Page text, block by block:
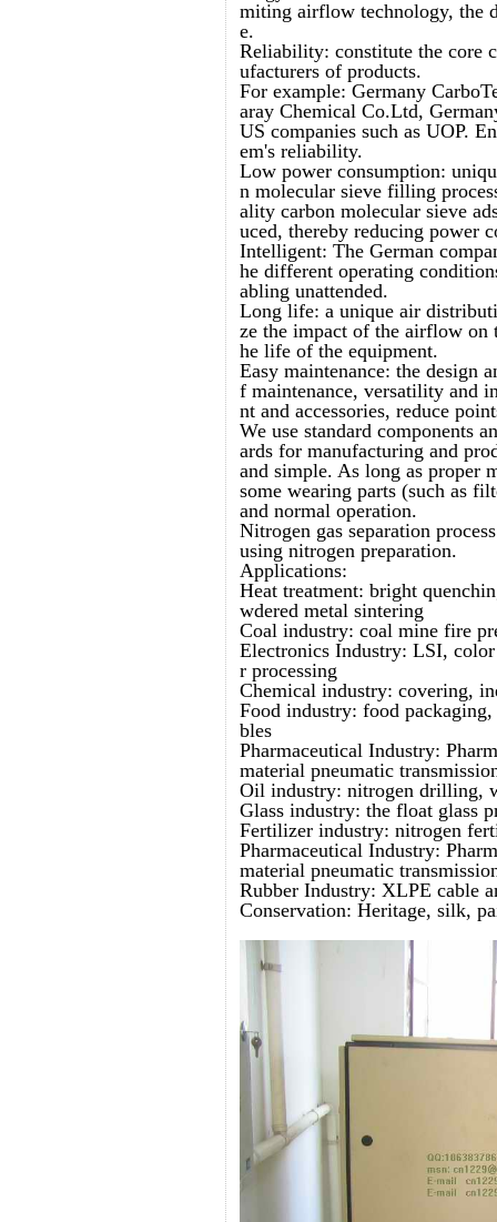
miting airflow technology, the
e.
Reliability: constitute the core
ufacturers of products.
For example: Germany
aray Chemical Co.Ltd,
US companies such as UOP.
em's reliability.
Low power consumption:
n molecular sieve filling
ality carbon molecular sieve
uced, thereby reducing power
Intelligent: The German
he different operating
abling unattended.
Long life: a unique air
ze the impact of the airflow on
he life of the equipment.
Easy maintenance: the design
f maintenance, versatility and
nt and accessories, reduce
We use standard components
ards for manufacturing and
and simple. As long as proper
some wearing parts (such as
and normal operation.
Nitrogen gas separation
using nitrogen preparation.
Applications:
Heat treatment: bright
wdered metal sintering
Coal industry: coal mine fire
Electronics Industry: LSI,
r processing
Chemical industry: covering,
Food industry: food
bles
Pharmaceutical Industry:
material pneumatic
Oil industry: nitrogen drilling,
Glass industry: the float glass
Fertilizer industry: nitrogen
Pharmaceutical Industry:
material pneumatic
Rubber Industry: XLPE cable
Conservation: Heritage, silk,